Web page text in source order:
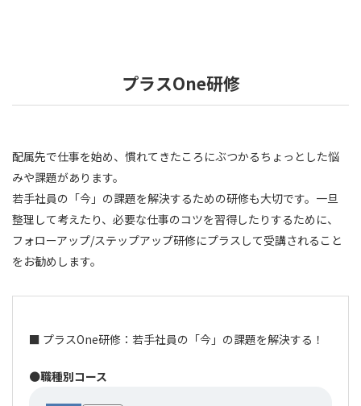
プラスOne研修
配属先で仕事を始め、慣れてきたころにぶつかるちょっとした悩
みや課題があります。
若手社員の「今」の課題を解決するための研修も大切です。一旦
整理して考えたり、必要な仕事のコツを習得したりするために、
フォローアップ/ステップアップ研修にプラスして受講されること
をお勧めします。
■ プラスOne研修：若手社員の「今」の課題を解決する！
⚫職種別コース